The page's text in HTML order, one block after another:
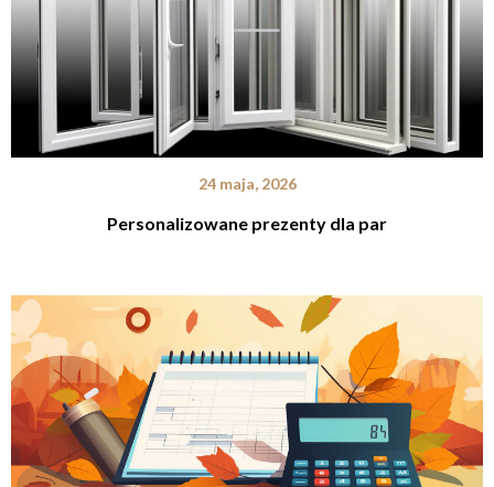
24 maja, 2026
Personalizowane prezenty dla par